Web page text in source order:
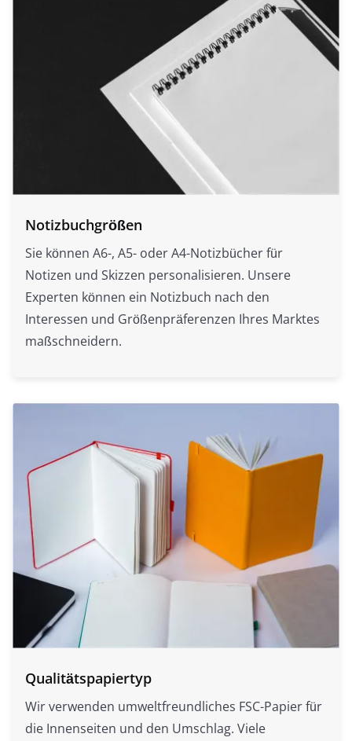
Notizbuchgrößen
Sie können A6-, A5- oder A4-Notizbücher für
Notizen und Skizzen personalisieren. Unsere
Experten können ein Notizbuch nach den
Interessen und Größenpräferenzen Ihres Marktes
maßschneidern.
Qualitätspapiertyp
Wir verwenden umweltfreundliches FSC-Papier für
die Innenseiten und den Umschlag. Viele